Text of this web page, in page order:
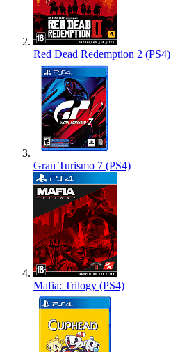
Red Dead Redemption 2 (PS4)
Gran Turismo 7 (PS4)
Mafia: Trilogy (PS4)